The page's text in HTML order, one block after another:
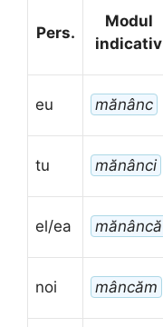
Pers.
Modul
indicativ
eu mănânc
tu mănânci
el/ea mănâncă
noi mâncăm